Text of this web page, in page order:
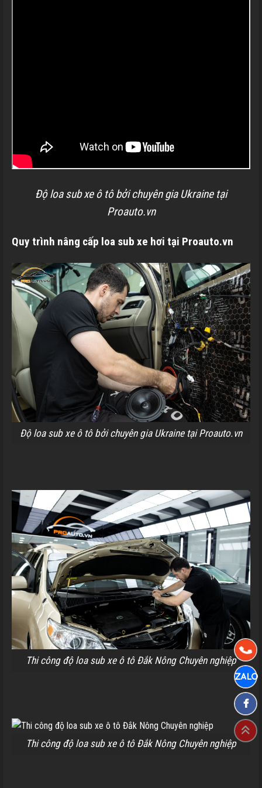
Độ loa sub xe ô tô bởi chuyên gia Ukraine tại
Proauto.vn
Quy trình nâng cấp loa sub xe hơi tại Proauto.vn
Độ loa sub xe ô tô bởi chuyên gia Ukraine tại Proauto.vn
Thi công độ loa sub xe ô tô Đắk Nông Chuyên nghiệp
Thi công độ loa sub xe ô tô Đắk Nông Chuyên nghiệp